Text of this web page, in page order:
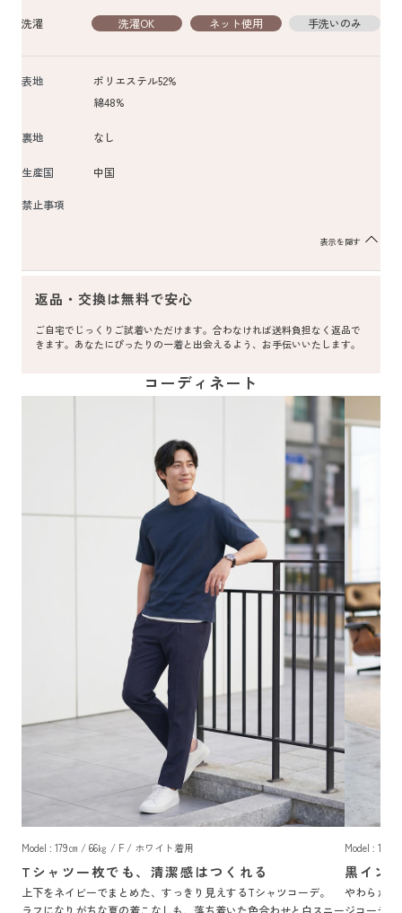
洗濯 洗濯OK ネット使用 手洗いのみ
表地
ポリエステル52%
綿48%
裏地 なし
生産国 中国
禁止事項
表示を隠す
返品・交換は無料で安心
ご自宅でじっくりご試着いただけます。合わなければ送料負担なく返品で
きます。あなたにぴったりの一着と出会えるよう、お手伝いいたします。
コーディネート
Model : 179㎝ / 66㎏ / F / ホワイト着用
Tシャツ一枚でも、清潔感はつくれる
上下をネイビーでまとめた、すっきり見えするTシャツコーデ。
ラフになりがちな夏の着こなしも、落ち着いた色合わせと白スニー
Model : 179
黒イン
やわらかな
ジコーデ。